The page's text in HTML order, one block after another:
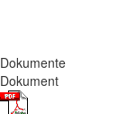
Dokumente
Dokument